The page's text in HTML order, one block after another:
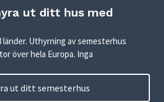
ut ditt hus med
länder. Uthyrning av semesterhus
över hela Europa. Inga
ut ditt semesterhus